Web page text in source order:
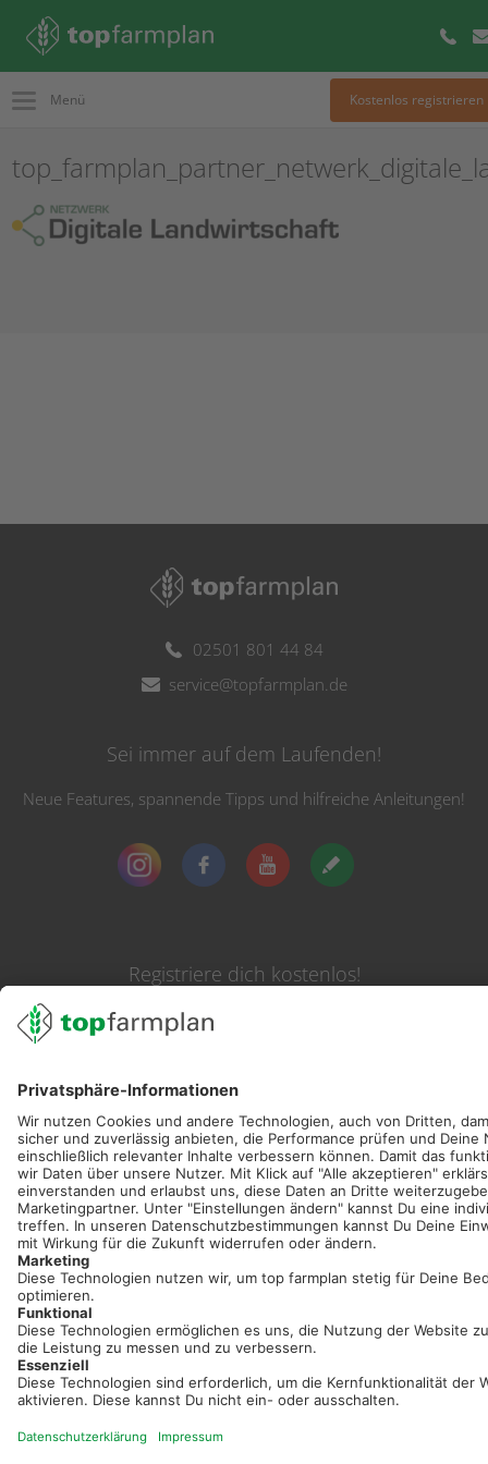
Menü Kostenlos registrieren
02501 801 44 84
service@topfarmplan.de
Sei immer auf dem Laufenden!
Neue Features, spannende Tipps und hilfreiche Anleitungen!
Registriere dich kostenlos!
Optimiere Dein Agrarbüro -
Startseite Impressum Kontakt & Hilfe
AGB
Auftragsverarbeitung